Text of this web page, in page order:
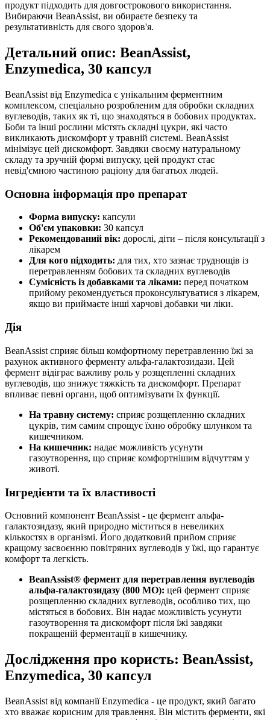
продукт підходить для довгострокового використання.
Вибираючи BeanAssist, ви обираєте безпеку та
результативність для свого здоров'я.
Детальний опис: BeanAssist,
Enzymedica, 30 капсул
BeanAssist від Enzymedica є унікальним ферментним
комплексом, спеціально розробленим для обробки складних
вуглеводів, таких як ті, що знаходяться в бобових продуктах.
Боби та інші рослини містять складні цукри, які часто
викликають дискомфорт у травній системі. BeanAssist
мінімізує цей дискомфорт. Завдяки своєму натуральному
складу та зручній формі випуску, цей продукт стає
невід'ємною частиною раціону для багатьох людей.
Основна інформація про препарат
Форма випуску: капсули
Об'єм упаковки: 30 капсул
Рекомендований вік: дорослі, діти – після консультації з
лікарем
Для кого підходить: для тих, хто зазнає труднощів із
перетравленням бобових та складних вуглеводів
Сумісність із добавками та ліками: перед початком
прийому рекомендується проконсультуватися з лікарем,
якщо ви приймаєте інші харчові добавки чи ліки.
Дія
BeanAssist сприяє більш комфортному перетравленню їжі за
рахунок активного ферменту альфа-галактозидази. Цей
фермент відіграє важливу роль у розщепленні складних
вуглеводів, що знижує тяжкість та дискомфорт. Препарат
впливає певні органи, щоб оптимізувати їх функції.
На травну систему: сприяє розщепленню складних
цукрів, тим самим спрощує їхню обробку шлунком та
кишечником.
На кишечник: надає можливість усунути
газоутворення, що сприяє комфортнішим відчуттям у
животі.
Інгредієнти та їх властивості
Основний компонент BeanAssist - це фермент альфа-
галактозидазу, який природно міститься в невеликих
кількостях в організмі. Його додатковий прийом сприяє
кращому засвоєнню повітряних вуглеводів у їжі, що гарантує
комфорт та легкість.
BeanAssist® фермент для перетравлення вуглеводів
альфа-галактозидазу (800 МО): цей фермент сприяє
розщепленню складних вуглеводів, особливо тих, що
містяться в бобових. Він надає можливість усунути
газоутворення та дискомфорт після їжі завдяки
покращеній ферментації в кишечнику.
Дослідження про користь: BeanAssist,
Enzymedica, 30 капсул
BeanAssist від компанії Enzymedica - це продукт, який багато
хто вважає корисним для травлення. Він містить ферменти, які